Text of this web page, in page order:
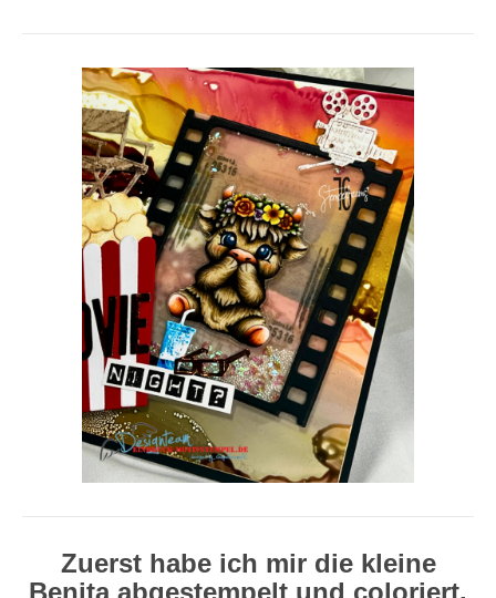
Zuerst habe ich mir die kleine
Benita abgestempelt und coloriert.